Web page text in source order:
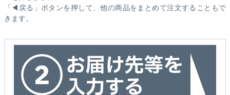
「◀戻る」ボタンを押して、他の商品をまとめて注文することもで
きます。